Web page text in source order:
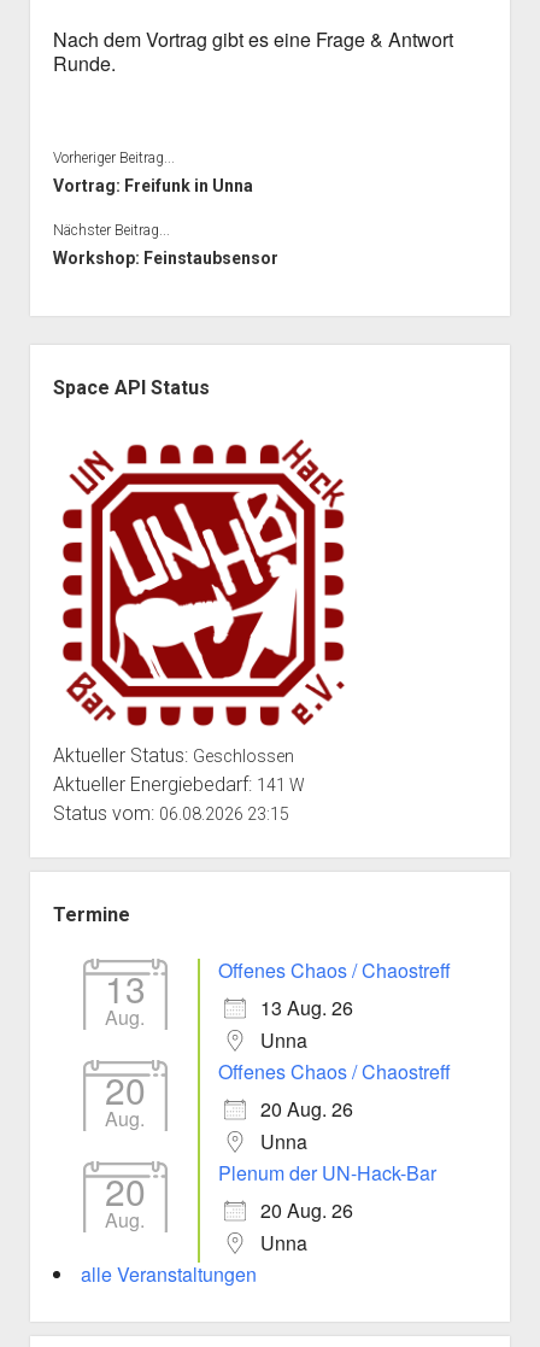
Nach dem Vortrag gibt es eine Frage & Antwort
Runde.
Vorheriger Beitrag...
Vortrag: Freifunk in Unna
Nächster Beitrag...
Workshop: Feinstaubsensor
Space API Status
Aktueller Status: Geschlossen
Aktueller Energiebedarf: 141 W
Status vom: 06.08.2026 23:15
Termine
13
Aug.
Offenes Chaos / Chaostreff
13 Aug. 26
Unna
20
Aug.
Offenes Chaos / Chaostreff
20 Aug. 26
Unna
20
Aug.
Plenum der UN-Hack-Bar
20 Aug. 26
Unna
alle Veranstaltungen